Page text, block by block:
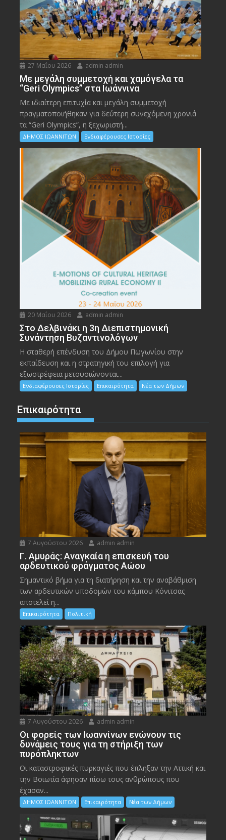
27 Μαΐου 2026 admin admin
Με μεγάλη συμμετοχή και χαμόγελα τα
“Geri Olympics” στα Ιωάννινα
Με ιδιαίτερη επιτυχία και μεγάλη συμμετοχή
πραγματοποιήθηκαν για δεύτερη συνεχόμενη χρονιά
τα “Geri Olympics”, η ξεχωριστή...
ΔΗΜΟΣ ΙΩΑΝΝΙΤΩΝ Ενδιαφέρουσες Ιστορίες
20 Μαΐου 2026 admin admin
Στο Δελβινάκι η 3η Διεπιστημονική
Συνάντηση Βυζαντινολόγων
Η σταθερή επένδυση του Δήμου Πωγωνίου στην
εκπαίδευση και η στρατηγική του επιλογή για
εξωστρέφεια μετουσιώνονται...
Ενδιαφέρουσες Ιστορίες Επικαιρότητα Νέα των Δήμων
Επικαιρότητα
7 Αυγούστου 2026 admin admin
Γ. Αμυράς: Αναγκαία η επισκευή του
αρδευτικού φράγματος Αώου
Σημαντικό βήμα για τη διατήρηση και την αναβάθμιση
των αρδευτικών υποδομών του κάμπου Κόνιτσας
αποτελεί η...
Επικαιρότητα Πολιτική
7 Αυγούστου 2026 admin admin
Οι φορείς των Ιωαννίνων ενώνουν τις
δυνάμεις τους για τη στήριξη των
πυρόπληκτων
Οι καταστροφικές πυρκαγιές που έπληξαν την Αττική και
την Bοιωτία άφησαν πίσω τους ανθρώπους που
έχασαν...
ΔΗΜΟΣ ΙΩΑΝΝΙΤΩΝ Επικαιρότητα Νέα των Δήμων